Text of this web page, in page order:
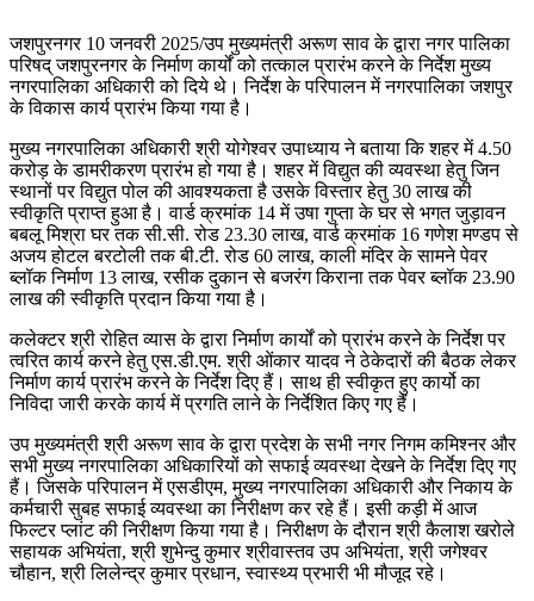
जशपुरनगर 10 जनवरी 2025/उप मुख्यमंत्री अरूण साव के द्वारा नगर पालिका
परिषद् जशपुरनगर के निर्माण कार्यों को तत्काल प्रारंभ करने के निर्देश मुख्य
नगरपालिका अधिकारी को दिये थे। निर्देश के परिपालन में नगरपालिका जशपुर
के विकास कार्य प्रारंभ किया गया है।
मुख्य नगरपालिका अधिकारी श्री योगेश्वर उपाध्याय ने बताया कि शहर में 4.50
करोड़ के डामरीकरण प्रारंभ हो गया है। शहर में विद्युत की व्यवस्था हेतु जिन
स्थानों पर विद्युत पोल की आवश्यकता है उसके विस्तार हेतु 30 लाख की
स्वीकृति प्राप्त हुआ है। वार्ड क्रमांक 14 में उषा गुप्ता के घर से भगत जुड़ावन
बबलू मिश्रा घर तक सी.सी. रोड 23.30 लाख, वार्ड क्रमांक 16 गणेश मण्डप से
अजय होटल बरटोली तक बी.टी. रोड 60 लाख, काली मंदिर के सामने पेवर
ब्लॉक निर्माण 13 लाख, रसीक दुकान से बजरंग किराना तक पेवर ब्लॉक 23.90
लाख की स्वीकृति प्रदान किया गया है।
कलेक्टर श्री रोहित व्यास के द्वारा निर्माण कार्यों को प्रारंभ करने के निर्देश पर
त्वरित कार्य करने हेतु एस.डी.एम. श्री ओंकार यादव ने ठेकेदारों की बैठक लेकर
निर्माण कार्य प्रारंभ करने के निर्देश दिए हैं। साथ ही स्वीकृत हुए कार्यो का
निविदा जारी करके कार्य में प्रगति लाने के निर्देशित किए गए हैं।
उप मुख्यमंत्री श्री अरूण साव के द्वारा प्रदेश के सभी नगर निगम कमिश्नर और
सभी मुख्य नगरपालिका अधिकारियों को सफाई व्यवस्था देखने के निर्देश दिए गए
हैं। जिसके परिपालन में एसडीएम, मुख्य नगरपालिका अधिकारी और निकाय के
कर्मचारी सुबह सफाई व्यवस्था का निरीक्षण कर रहे हैं। इसी कड़ी में आज
फिल्टर प्लांट की निरीक्षण किया गया है। निरीक्षण के दौरान श्री कैलाश खरोले
सहायक अभियंता, श्री शुभेन्दु कुमार श्रीवास्तव उप अभियंता, श्री जगेश्वर
चौहान, श्री लिलेन्द्र कुमार प्रधान, स्वास्थ्य प्रभारी भी मौजूद रहे।